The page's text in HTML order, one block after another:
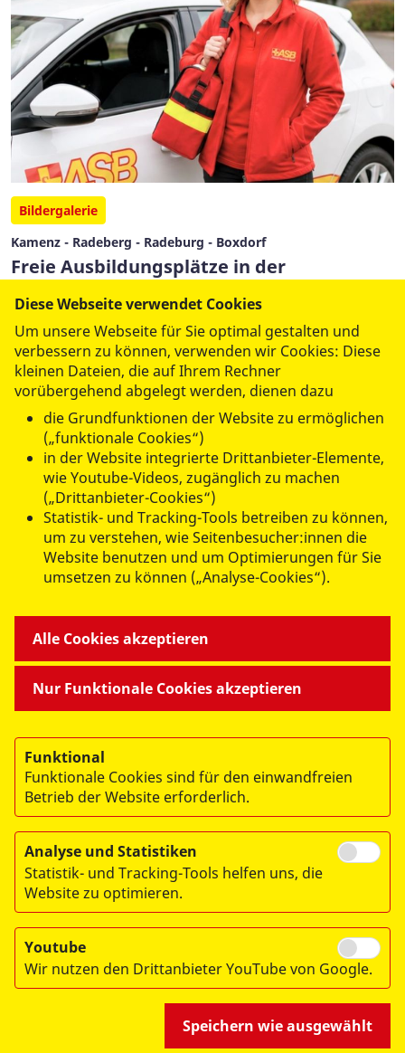
Bildergalerie
Kamenz - Radeberg - Radeburg - Boxdorf
Freie Ausbildungsplätze in der
ambulanten Pflege – jetzt bewerben!
Mehr lesen
1(aktuell)
2 3
… 63
MITMACHEN & HELFEN
BESONDERE PROJEKTE
© 2026 ASB Dresden & Kamenz
Impressum
Datenschutz
Hinweisgebersystem
Diese Webseite verwendet Cookies
Um unsere Webseite für Sie optimal gestalten und
verbessern zu können, verwenden wir Cookies: Diese
kleinen Dateien, die auf Ihrem Rechner
vorübergehend abgelegt werden, dienen dazu
die Grundfunktionen der Website zu ermöglichen
(„funktionale Cookies“)
in der Website integrierte Drittanbieter-Elemente,
wie Youtube-Videos, zugänglich zu machen
(„Drittanbieter-Cookies“)
Statistik- und Tracking-Tools betreiben zu können,
um zu verstehen, wie Seitenbesucher:innen die
Website benutzen und um Optimierungen für Sie
umsetzen zu können („Analyse-Cookies“).
Nur Funktionale Cookies akzeptieren
Alle Cookies akzeptieren
Funktional
Funktionale Cookies sind für den einwandfreien
Betrieb der Website erforderlich.
Analyse und Statistiken
Statistik- und Tracking-Tools helfen uns, die
Website zu optimieren.
Youtube
Wir nutzen den Drittanbieter YouTube von Google.
Speichern wie ausgewählt